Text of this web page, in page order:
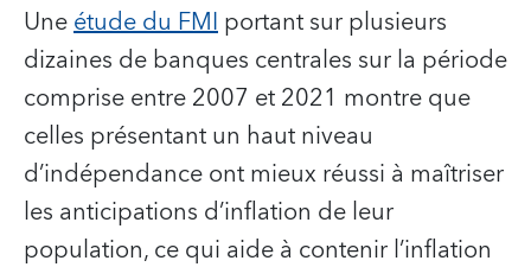
Uneétude du FMIportant sur plusieurs
dizaines de banques centrales sur la période
comprise entre 2007 et 2021 montre que
celles présentant un haut niveau
d’indépendance ont mieux réussi à maîtriser
les anticipations d’inflation de leur
population, ce qui aide à contenir l’inflation